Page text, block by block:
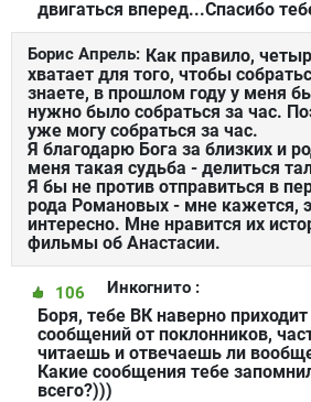
двигаться вперед...Спасибо
Борис Апрель: Как правило,
хватает для того, чтобы
знаете, в прошлом году у меня
нужно было собраться за час.
уже могу собраться за час.
Я благодарю Бога за близких и
меня такая судьба - делиться
Я бы не против отправиться в
рода Романовых - мне кажется,
интересно. Мне нравится их
фильмы об Анастасии.
Инкогнито :
106
Боря, тебе ВК наверно
сообщений от поклонников,
читаешь и отвечаешь ли
Какие сообщения тебе
всего?)))